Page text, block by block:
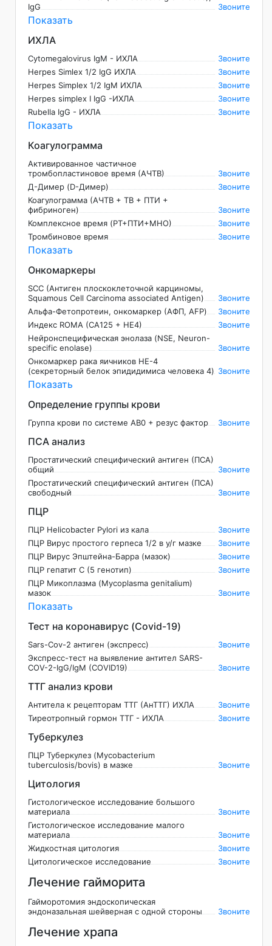
IgG
Звоните
Показать
ИХЛА
Cytomegalovirus IgM - ИХЛА
Звоните
Herpes Simlex 1/2 IgG ИХЛА
Звоните
Herpes Simplex 1/2 IgM ИХЛА
Звоните
Herpes simplex I IgG -ИХЛА
Звоните
Rubella IgG - ИХЛА
Звоните
Показать
Коагулограмма
Активированное частичное
тромбопластиновое время (АЧТВ)
Звоните
Д-Димер (D-Димер)
Звоните
Коагулограмма (АЧТВ + ТВ + ПТИ +
фибриноген)
Звоните
Комплексное время (PT+ПТИ+МНО)
Звоните
Тромбиновое время
Звоните
Показать
Онкомаркеры
SCC (Антиген плоскоклеточной карциномы,
Squamous Cell Carcinoma associated Antigen)
Звоните
Альфа-Фетопротеин, онкомаркер (АФП, AFP)
Звоните
Индекс ROMA (CA125 + HE4)
Звоните
Нейронспецифическая энолаза (NSE, Neuron-
specific enolase)
Звоните
Онкомаркер рака яичников HE-4
(секреторный белок эпидидимиса человека 4) Звоните
Показать
Определение группы крови
Группа крови по системе AB0 + резус фактор Звоните
ПСА анализ
Простатический специфический антиген (ПСА)
общий
Звоните
Простатический специфический антиген (ПСА)
свободный
Звоните
ПЦР
ПЦР Helicobacter Pylori из кала
Звоните
ПЦР Вирус простого герпеса 1/2 в у/г мазке
Звоните
ПЦР Вирус Эпштейна-Барра (мазок)
Звоните
ПЦР гепатит С (5 генотип)
Звоните
ПЦР Микоплазма (Mycoplasma genitalium)
мазок
Звоните
Показать
Тест на коронавирус (Covid-19)
Sars-Cov-2 антиген (экспресс)
Звоните
Экспресс-тест на выявление антител SARS-
COV-2-IgG/IgM (COVID19)
Звоните
ТТГ анализ крови
Антитела к рецепторам ТТГ (АнТТГ) ИХЛА
Звоните
Тиреотропный гормон ТТГ - ИХЛА
Звоните
Туберкулез
ПЦР Туберкулез (Mycobacterium
tuberculosis/bovis) в мазке
Звоните
Цитология
Гистологическое исследование большого
материала
Звоните
Гистологическое исследование малого
материала
Звоните
Жидкостная цитология
Звоните
Цитологическое исследование
Звоните
Лечение гайморита
Гайморотомия эндоскопическая
эндоназальная шейверная с одной стороны
Звоните
Лечение храпа